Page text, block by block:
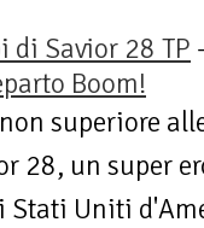
di Savior 28 TP
Boom!
superiore
28, un super
Stati Uniti